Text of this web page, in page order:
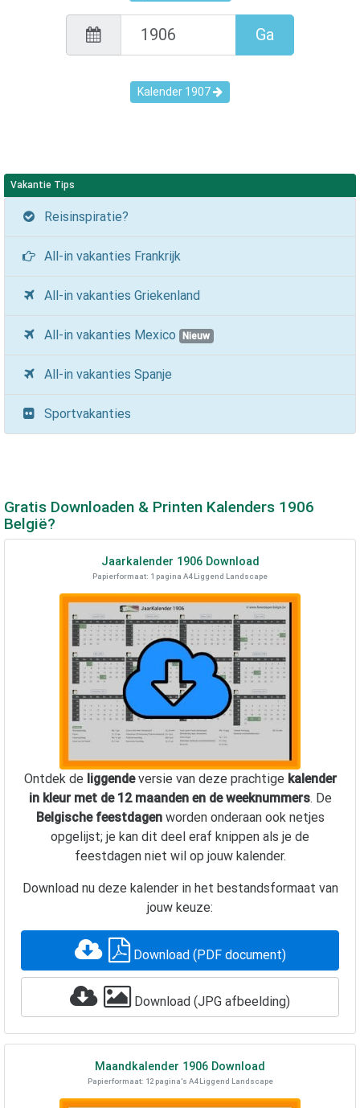
Ga
Kalender 1907
Vakantie Tips
Reisinspiratie?
All-in vakanties Frankrijk
All-in vakanties Griekenland
All-in vakanties Mexico Nieuw
All-in vakanties Spanje
Sportvakanties
Gratis Downloaden & Printen Kalenders 1906
België?
Jaarkalender 1906Download
Papierformaat: 1 pagina A4 Liggend Landscape
Ontdek de liggendeversie van deze prachtige kalender
in kleur met de 12 maanden en de weeknummers. De
Belgische feestdagenworden onderaan ook netjes
opgelijst; je kan dit deel eraf knippen als je de
feestdagen niet wil op jouw kalender.
Download nu deze kalender in het bestandsformaat van
jouw keuze:
Download (PDF document)
Download (JPG afbeelding)
Maandkalender 1906 Download
Papierformaat: 12 pagina's A4 Liggend Landscape